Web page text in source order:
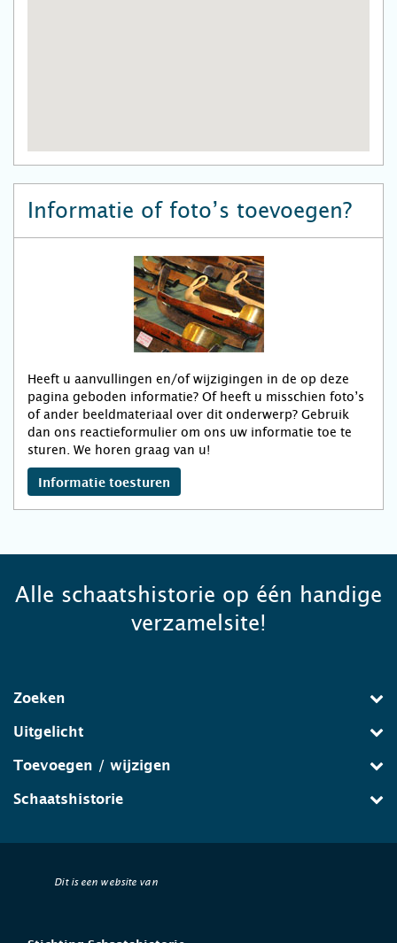
Informatie of foto’s toevoegen?
Heeft u aanvullingen en/of wijzigingen in de op deze
pagina geboden informatie? Of heeft u misschien foto’s
of ander beeldmateriaal over dit onderwerp? Gebruik
dan ons reactieformulier om ons uw informatie toe te
sturen. We horen graag van u!
Informatie toesturen
Alle schaatshistorie op één handige
verzamelsite!
Zoeken
Uitgelicht
Toevoegen / wijzigen
Schaatshistorie
Dit is een website van